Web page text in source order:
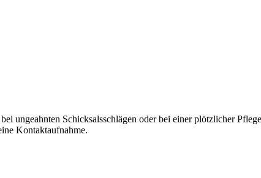
ungeahnten Schicksalsschlägen oder bei einer plötzlicher
Kontaktaufnahme.